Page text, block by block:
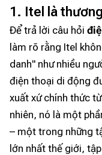
1. Itel là
Để trả lời câu hỏi
làm rõ rằng Itel
danh" như nhiều
điện thoại di động
xuất xứ chính thức
nhiên, nó là một
– một trong những
lớn nhất thế giới,